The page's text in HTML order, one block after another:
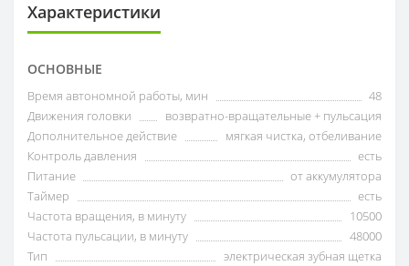
Характеристики
ОСНОВНЫЕ
Время автономной работы, мин
48
Движения головки
возвратно-вращательные + пульсация
Дополнительное действие
мягкая чистка, отбеливание
Контроль давления
есть
Питание
от аккумулятора
Таймер
есть
Частота вращения, в минуту
10500
Частота пульсации, в минуту
48000
Тип
электрическая зубная щетка